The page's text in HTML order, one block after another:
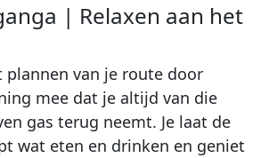
| Relaxen aan het
plannen van je route door
mee dat je altijd van die
gas terug neemt. Je laat de
wat eten en drinken en geniet